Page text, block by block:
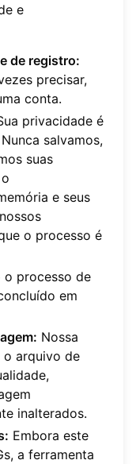
e
de registro:
precisar,
conta.
privacidade é
salvamos,
suas
e seus
o processo é
o processo de
em
Nossa
o arquivo de
inalterados.
Embora este
a ferramenta